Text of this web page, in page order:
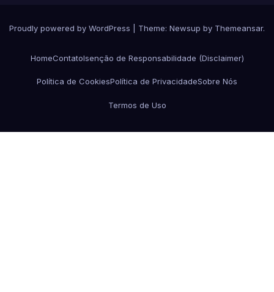
Proudly powered by WordPress Theme: Newsup by Themeansar.
HomeContatoIsenção de Responsabilidade (Disclaimer)
Política de CookiesPolítica de PrivacidadeSobre Nós
Termos de Uso